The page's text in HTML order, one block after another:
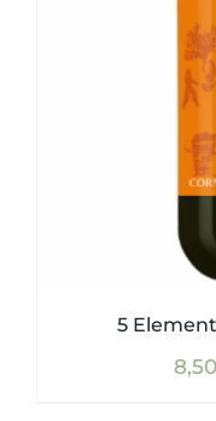
5
8,50